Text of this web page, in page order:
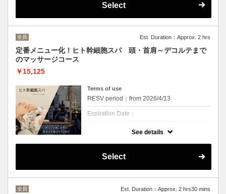
る”ヒトサイタイ血幹細胞順化培養液”の2種類
用。
また、根元からふんわり、髪にハリ・コシ感
されたスキャルプクリーム贅沢にマッサージ
します。
方、頭皮ケアにこだわりたい方にお勧めで
す！
※こちらは頭皮のクレンジング+頭皮クリー
ムを使用した20分間頭・首肩をマッサージす
るコースです
にお着替えしていただきます
Select
全員 Est. Duration：Approx. 2 hrs
定番メニュー化！ヒト幹細胞スパ 頭・首肩～デコルテまで
のマッサージコース
￥15,125
Terms of use
RESV period：from 2026/4/13
Expiration Date：
す”ヒト毛根幹細胞順化培養液”と、潤いを与
えることで美しい髪の土台作りをサポートす
る”ヒトサイタイ血幹細胞順化培養液”の2種類
用。
また、根元からふんわり、髪にハリ・コシ感
されたスキャルプクリーム贅沢にマッサージ
See details
Select
全員 Est. Duration：Approx. 2 hrs30 mins